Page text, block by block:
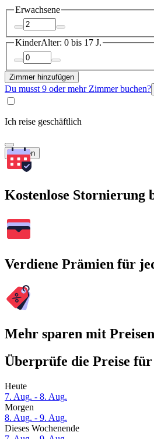
Erwachsene
KinderAlter: 0 bis 17 J.
Zimmer hinzufügen
Du musst 9 oder mehr Zimmer buchen?
Ich reise geschäftlich
Suchen
Kostenlose Stornierung
Verdiene Prämien für
Mehr sparen mit
Überprüfe die Preise für
Heute
7. Aug. - 8. Aug.
Morgen
8. Aug. - 9. Aug.
Dieses Wochenende